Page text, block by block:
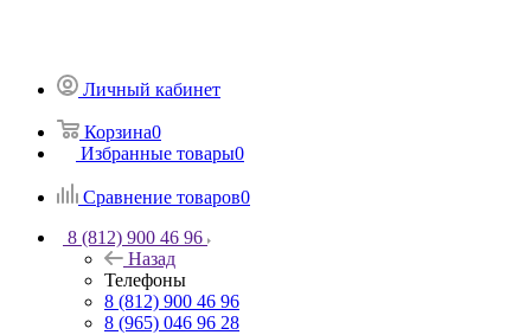
Личный кабинет
Корзина0
Избранные товары0
Сравнение товаров0
8 (812) 900 46 96
Назад
Телефоны
8 (812) 900 46 96
8 (965) 046 96 28